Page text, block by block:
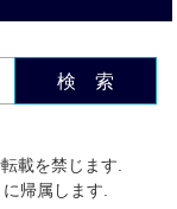
検 索
載を禁じます.
に帰属します.